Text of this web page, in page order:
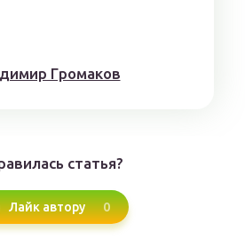
Гpoмaкoв
статья?
Лайк автору 0